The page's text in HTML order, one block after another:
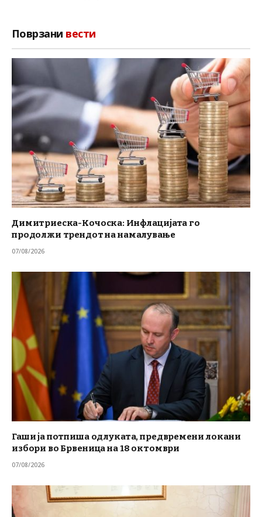
Поврзани вести
Димитриеска-Кочоска: Инфлацијата го
продолжи трендот на намалување
07/08/2026
Гаши ја потпиша одлуката, предвремени локани
избори во Брвеница на 18 октомври
07/08/2026